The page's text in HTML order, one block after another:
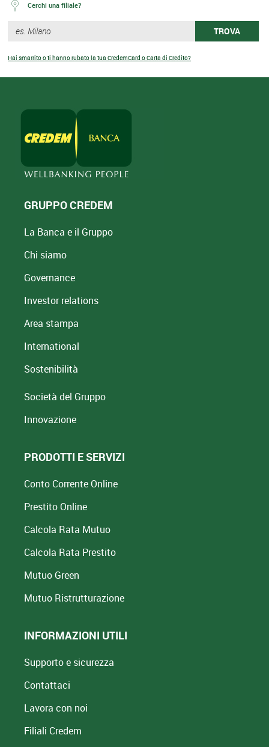
Cerchi una filiale?
TROVA
Hai smarrito o ti hanno rubato la tua CredemCard o Carta di Credito?
GRUPPO CREDEM
La Banca e il Gruppo
Chi siamo
Governance
Investor relations
Area stampa
International
Sostenibilità
Società del Gruppo
Innovazione
PRODOTTI E SERVIZI
Conto Corrente Online
Prestito Online
Calcola Rata Mutuo
Calcola Rata Prestito
Mutuo Green
Mutuo Ristrutturazione
INFORMAZIONI UTILI
Supporto e sicurezza
Contattaci
Lavora con noi
Filiali Credem